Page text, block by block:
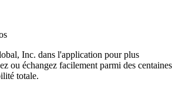
Inc. dans l'application pour plus
ou échangez facilement parmi des centaines
totale.